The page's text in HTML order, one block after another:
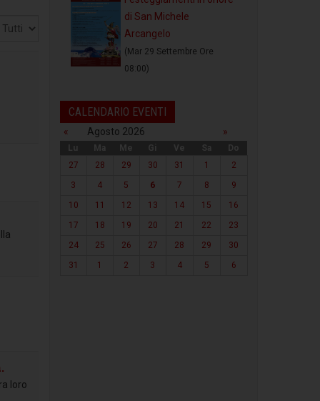
loro
di San Michele
Arcangelo
(Mar 29 Settembre Ore
08:00)
CALENDARIO EVENTI
« Agosto 2026 »
Lu Ma Me Gi Ve Sa
Do
27
28 29 30 31 1
2
3
4 5 6 7 8
9
10
11 12 13 14 15
16
17
18 19 20 21 22
23
24
25 26 27 28 29
30
31
1 2 3 4 5 6